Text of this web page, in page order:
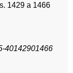
1429 a 1466
40142901466